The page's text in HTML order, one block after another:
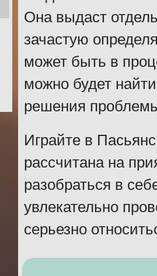
Она выдаст
зачастую
может быть в
можно будет
решения
Играйте в
рассчитана на
разобраться в
увлекательно
серьезно